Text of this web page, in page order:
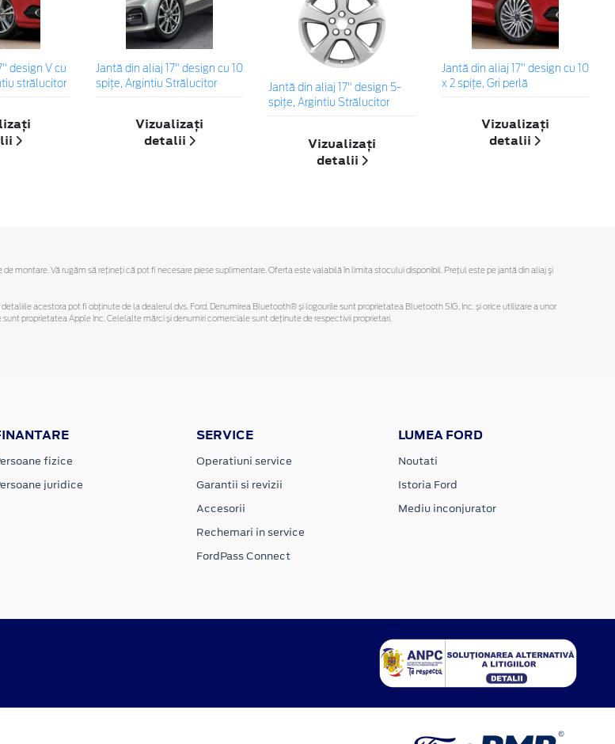
design V cu
strălucitor
Jantă din aliaj 17" design cu 10
spiţe, Argintiu Strălucitor
Vizualizați
detalii
Jantă din aliaj 17" design 5-
spiţe, Argintiu Strălucitor
Vizualizați
detalii
Jantă din aliaj 17" design cu 10
x 2 spițe, Gri perlă
Vizualizați
detalii
montare. Vă rugăm să reţineţi că pot fi necesare piese suplimentare. Oferta este valabilă în limita stocului disponibil. Preţul este pe jantă din aliaj şi
acestora pot fi obținute de la dealerul dvs. Ford. Denumirea Bluetooth® și logourile sunt proprietatea Bluetooth SIG, Inc. și orice utilizare a unor
proprietatea Apple Inc. Celelalte mărci și denumiri comerciale sunt deținute de respectivii proprietari.
fizice
juridice
SERVICE
Operatiuni service
Garantii si revizii
Accesorii
Rechemari in service
FordPass Connect
LUMEA FORD
Noutati
Istoria Ford
Mediu inconjurator